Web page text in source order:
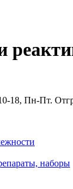
18, Пн-Пт.
наборы